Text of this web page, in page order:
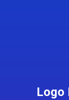
Logo